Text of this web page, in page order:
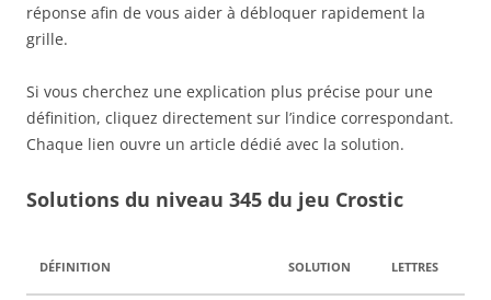
réponse afin de vous aider à débloquer rapidement la
grille.
Si vous cherchez une explication plus précise pour une
définition, cliquez directement sur l’indice correspondant.
Chaque lien ouvre un article dédié avec la solution.
Solutions du niveau 345 du jeu Crostic
DÉFINITION SOLUTION LETTRES